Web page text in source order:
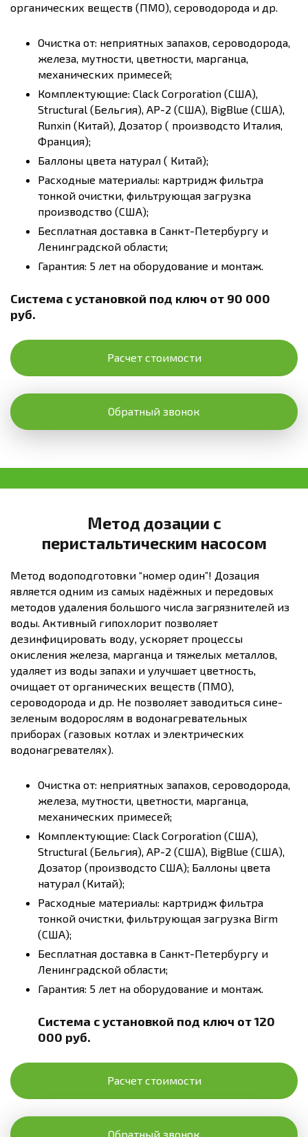
органических веществ (ПМО), сероводорода и др.
Очистка от: неприятных запахов, сероводорода,
железа, мутности, цветности, марганца,
механических примесей;
Комплектующие: Clack Corporation (США),
Structural (Бельгия), AP-2 (США), BigBlue (США),
Runxin (Китай), Дозатор ( производсто Италия,
Франция);
Баллоны цвета натурал ( Китай);
Расходные материалы: картридж фильтра
тонкой очистки, фильтрующая загрузка
производство (США);
Бесплатная доставка в Санкт-Петербургу и
Ленинградской области;
Гарантия: 5 лет на оборудование и монтаж.
Система с установкой под ключ от 90 000
руб.
Расчет стоимости
Обратный звонок
Метод дозации с
перистальтическим насосом
Метод водоподготовки “номер один”! Дозация
является одним из самых надёжных и передовых
методов удаления большого числа загрязнителей из
воды. Активный гипохлорит позволяет
дезинфицировать воду, ускоряет процессы
окисления железа, марганца и тяжелых металлов,
удаляет из воды запахи и улучшает цветность,
очищает от органических веществ (ПМО),
сероводорода и др. Не позволяет заводиться сине-
зеленым водорослям в водонагревательных
приборах (газовых котлах и электрических
водонагревателях).
Очистка от: неприятных запахов, сероводорода,
железа, мутности, цветности, марганца,
механических примесей;
Комплектующие: Clack Corporation (США),
Structural (Бельгия), AP-2 (США), BigBlue (США),
Дозатор (производсто США); Баллоны цвета
натурал (Китай);
Расходные материалы: картридж фильтра
тонкой очистки, фильтрующая загрузка Birm
(США);
Бесплатная доставка в Санкт-Петербургу и
Ленинградской области;
Гарантия: 5 лет на оборудование и монтаж.
Система с установкой под ключ от 120
000 руб.
Расчет стоимости
Обратный звонок